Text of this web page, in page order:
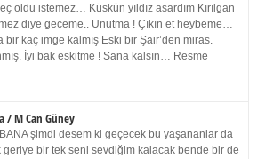
oldu istemez… Küskün yıldız asardım Kırılgan
diye geceme.. Unutma ! Çıkın et heybeme…
bir kaç imge kalmış Eski bir Şair’den miras.
İyi bak eskitme ! Sana kalsın… Resme
/ M Can Güney
şimdi desem ki geçecek bu yaşananlar da
geriye bir tek seni sevdiğim kalacak bende bir de